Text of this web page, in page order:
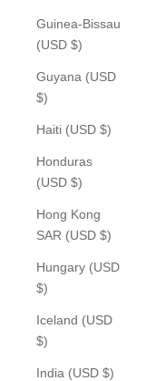
Guinea-Bissau
(USD $)
Guyana (USD
$)
Haiti (USD $)
Honduras
(USD $)
Hong Kong
SAR (USD $)
Hungary (USD
$)
Iceland (USD
$)
India (USD $)